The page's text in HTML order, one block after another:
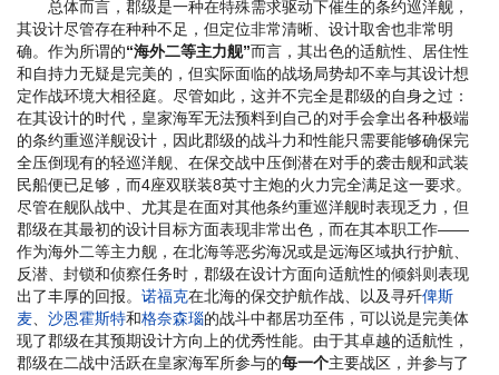
总体而言，郡级是一种在特殊需求驱动下催生的条约巡洋舰，
其设计尽管存在种种不足，但定位非常清晰、设计取舍也非常明
确。作为所谓的“海外二等主力舰”而言，其出色的适航性、居住性
和自持力无疑是完美的，但实际面临的战场局势却不幸与其设计想
定作战环境大相径庭。尽管如此，这并不完全是郡级的自身之过：
在其设计的时代，皇家海军无法预料到自己的对手会拿出各种极端
的条约重巡洋舰设计，因此郡级的战斗力和性能只需要能够确保完
全压倒现有的轻巡洋舰、在保交战中压倒潜在对手的袭击舰和武装
民船便已足够，而4座双联装8英寸主炮的火力完全满足这一要求。
尽管在舰队战中、尤其是在面对其他条约重巡洋舰时表现乏力，但
郡级在其最初的设计目标方面表现非常出色，而在其本职工作——
作为海外二等主力舰，在北海等恶劣海况或是远海区域执行护航、
反潜、封锁和侦察任务时，郡级在设计方面向适航性的倾斜则表现
出了丰厚的回报。 诺福克在北海的保交护航作战、以及寻歼俾斯
麦
沙恩霍斯特和格奈森瑙的战斗中都居功至伟，可以说是完美体
现了郡级在其预期设计方向上的优秀性能。由于其卓越的适航性，
郡级在二战中活跃在皇家海军所参与的每一个主要战区，并参与了